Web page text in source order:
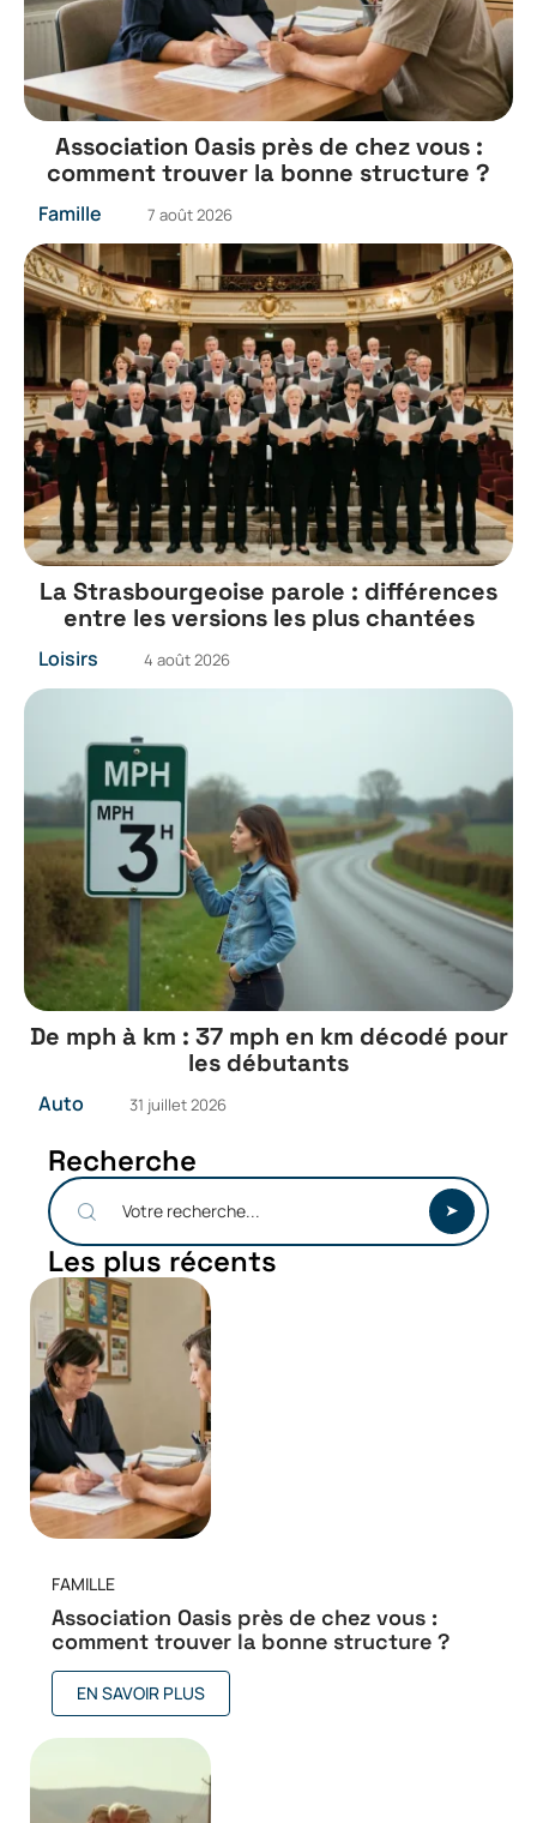
Association Oasis près de chez vous :
comment trouver la bonne structure ?
Famille 7 août 2026
La Strasbourgeoise parole : différences
entre les versions les plus chantées
Loisirs 4 août 2026
De mph à km : 37 mph en km décodé pour
les débutants
Auto 31 juillet 2026
Recherche
Les plus récents
FAMILLE
Association Oasis près de chez vous :
comment trouver la bonne structure ?
EN SAVOIR PLUS